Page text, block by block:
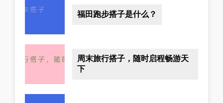
福田跑步搭子是什么？
周末旅行搭子，随时启程畅游天
下